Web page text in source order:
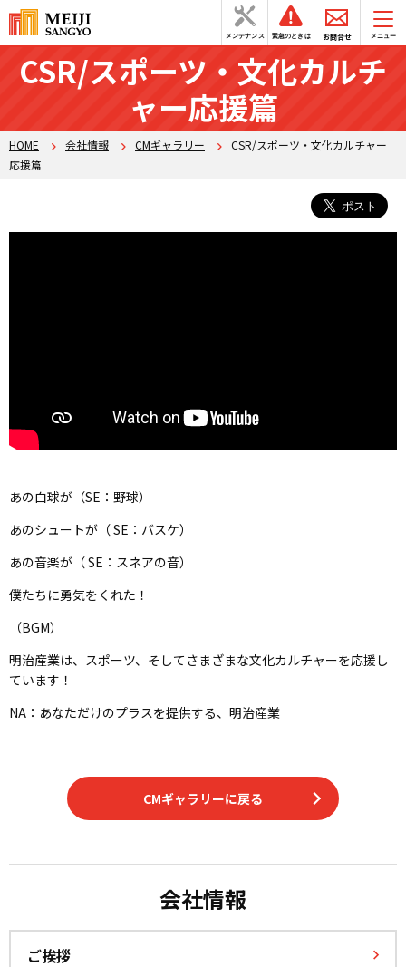
メンテナンス 緊急のときは お問合せ メニュー
CSR/スポーツ・文化カルチ
ャー応援篇
HOME 会社情報 CMギャラリー
CSR/スポーツ・文化カルチャー
応援篇
あの白球が（SE：野球）
あのシュートが（ SE：バスケ）
あの音楽が（ SE：スネアの音）
僕たちに勇気をくれた！
（BGM）
明治産業は、スポーツ、そしてさまざまな文化カルチャーを応援し
ています！
NA：あなただけのプラスを提供する、明治産業
CMギャラリーに戻る
会社情報
ご挨拶